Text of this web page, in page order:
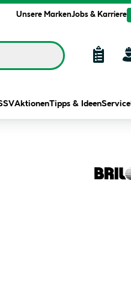
Unsere MarkenJobs & Karriere
AktionenTipps & IdeenService